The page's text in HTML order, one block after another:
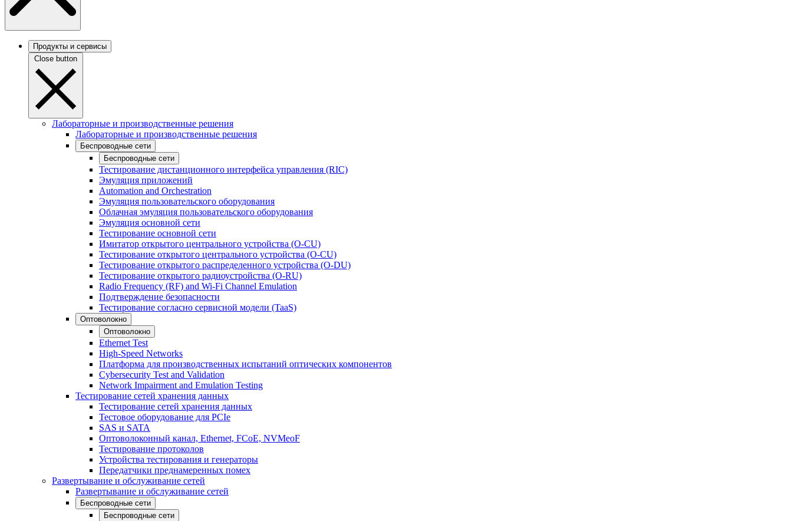
Продукты и сервисы
Close button
Лабораторные и производственные решения
Лабораторные и производственные решения
Беспроводные сети
Беспроводные сети
Тестирование дистанционного интерфейса управления (RIC)
Эмуляция приложений
Automation and Orchestration
Эмуляция пользовательского оборудования
Облачная эмуляция пользовательского оборудования
Эмуляция основной сети
Тестирование основной сети
Имитатор открытого центрального устройства (O-CU)
Тестирование открытого центрального устройства (O-CU)
Тестирование открытого распределенного устройства (O-DU)
Тестирование открытого радиоустройства (O-RU)
Radio Frequency (RF) and Wi-Fi Channel Emulation
Подтверждение безопасности
Тестирование согласно сервисной модели (TaaS)
Оптоволокно
Оптоволокно
Ethernet Test
High-Speed Networks
Платформа для производственных испытаний оптических компонентов
Cybersecurity Test and Validation
Network Impairment and Emulation Testing
Тестирование сетей хранения данных
Тестирование сетей хранения данных
Тестовое оборудование для PCIe
SAS и SATA
Оптоволоконный канал, Ethernet, FCoE, NVMeoF
Тестирование протоколов
Устройства тестирования и генераторы
Передатчики преднамеренных помех
Развертывание и обслуживание сетей
Развертывание и обслуживание сетей
Беспроводные сети
Беспроводные сети